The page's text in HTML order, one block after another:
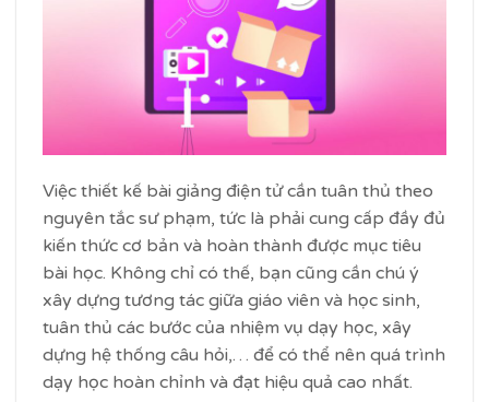
Việc thiết kế bài giảng điện tử cần tuân thủ theo
nguyên tắc sư phạm, tức là phải cung cấp đầy đủ
kiến thức cơ bản và hoàn thành được mục tiêu
bài học. Không chỉ có thế, bạn cũng cần chú ý
xây dựng tương tác giữa giáo viên và học sinh,
tuân thủ các bước của nhiệm vụ dạy học, xây
dựng hệ thống câu hỏi,… để có thể nên quá trình
dạy học hoàn chỉnh và đạt hiệu quả cao nhất.